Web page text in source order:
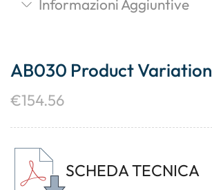
Informazioni Aggiuntive
AB030 Product Variation
€154.56
SCHEDA TECNICA